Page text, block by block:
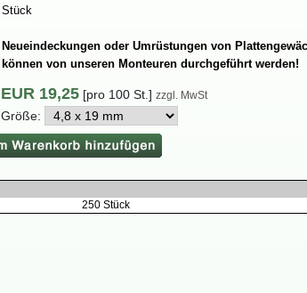
Stück
könnenvonunserenMonteurendurchgeführtwerden!
EUR 19,25[pro100St.] zzgl.MwSt
Größe:
250Stück